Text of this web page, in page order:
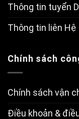
Thông tin tuyển
Thông tin liên Hệ
Chính sách
Chính sách vận
Điều khoản &